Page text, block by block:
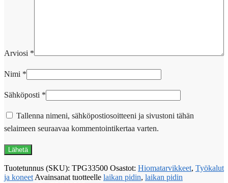
Arviosi *
Nimi *
Sähköposti *
Tallenna nimeni, sähköpostiosoitteeni ja sivustoni tähän
selaimeen seuraavaa kommentointikertaa varten.
Tuotetunnus (SKU): TPG33500 Osastot: Hiomatarvikkeet, Työkalut
ja koneet Avainsanat tuotteelle laikan pidin, laikan pidin